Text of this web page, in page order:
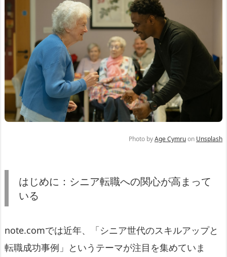
Photo byAge Cymruon Unsplash
はじめに：シニア転職への関心が高まって
いる
note.comでは近年、「シニア世代のスキルアップと
転職成功事例」というテーマが注目を集めていま